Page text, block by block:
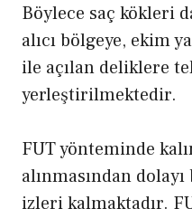
Böylece saç kökleri
alıcı bölgeye, ekim
ile açılan deliklere
yerleştirilmektedir.
FUT yönteminde
alınmasından
izleri kalmaktadır.